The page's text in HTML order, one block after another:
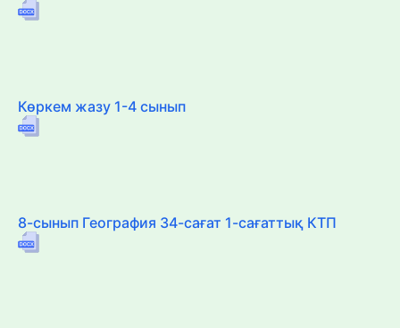
Көркем жазу 1-4 сынып
8-сынып География 34-сағат 1-сағаттық КТП